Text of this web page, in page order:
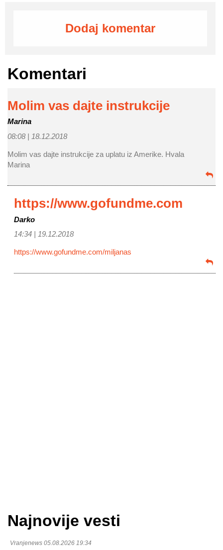
Dodaj komentar
Komentari
Molim vas dajte instrukcije
Marina
08:08 | 18.12.2018
Molim vas dajte instrukcije za uplatu iz Amerike. Hvala
Marina
https://www.gofundme.com
Darko
14:34 | 19.12.2018
https://www.gofundme.com/miljanas
Najnovije vesti
Vranjenews 05.08.2026 19:34